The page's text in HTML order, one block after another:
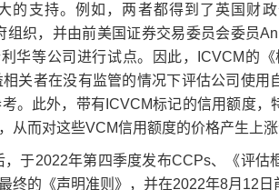
的支持。例如，两者都得到了英国财政
织，并由前美国证券交易委员会委员
华等公司进行试点。因此，ICVCM的
关者在没有监管的情况下评估公司使用
。此外，带有ICVCM标记的信用额度，
而对这些VCM信用额度的价格产生上涨
于2022年第四季度发布CCPs、《评估
的《声明准则》，并在2022年8月12日